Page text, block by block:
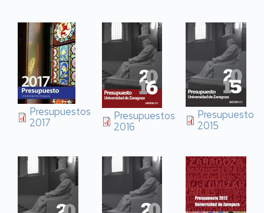
Presupuestos
2017
Presupuestos
2016
Presupuesto
2015